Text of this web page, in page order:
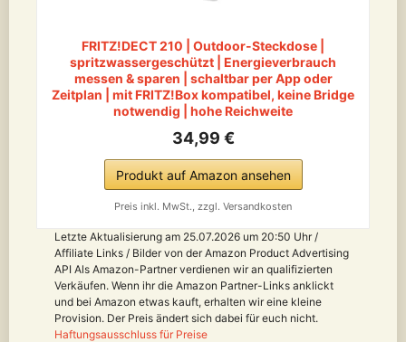
FRITZ!DECT 210 | Outdoor-Steckdose |
spritzwassergeschützt | Energieverbrauch
messen & sparen | schaltbar per App oder
Zeitplan | mit FRITZ!Box kompatibel, keine Bridge
notwendig | hohe Reichweite
34,99 €
Produkt auf Amazon ansehen
Preis inkl. MwSt., zzgl. Versandkosten
Letzte Aktualisierung am 25.07.2026 um 20:50 Uhr /
Affiliate Links / Bilder von der Amazon Product Advertising
API Als Amazon-Partner verdienen wir an qualifizierten
Verkäufen. Wenn ihr die Amazon Partner-Links anklickt
und bei Amazon etwas kauft, erhalten wir eine kleine
Provision. Der Preis ändert sich dabei für euch nicht.
Haftungsausschluss für Preise